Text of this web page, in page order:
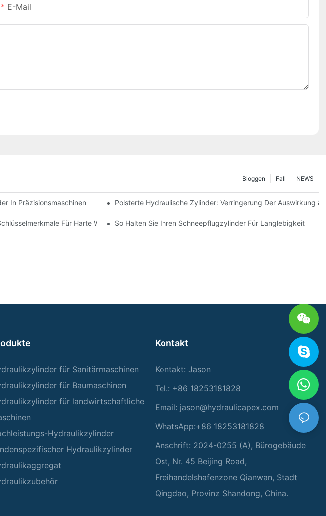
E-Mail
NEWS
Fall
Bloggen
In Präzisionsmaschinen Polsterte Hydraulische Zylinder: Verringerung Der Auswirkung &
Für Harte WinterbedingungenSo Halten Sie Ihren Schneepflugzylinder Für Langlebigkeit
für Sanitärmaschinen
für Baumaschinen
für landwirtschaftliche
Hydraulikzylinder
Hydraulikzylinder
Kontakt
Kontakt: Jason
Tel.: +86 18253181828
Email: jason@hydraulicapex.com
WhatsApp:+86 18253181828
Anschrift: 2024-0255 (A), Bürogebäude
Ost, Nr. 45 Beijing Road,
Freihandelshafenzone Qianwan, Stadt
Qingdao, Provinz Shandong, China.